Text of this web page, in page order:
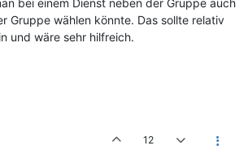
bei einem Dienst neben der Gruppe auch
Gruppe wählen könnte. Das sollte relativ
und wäre sehr hilfreich.
12